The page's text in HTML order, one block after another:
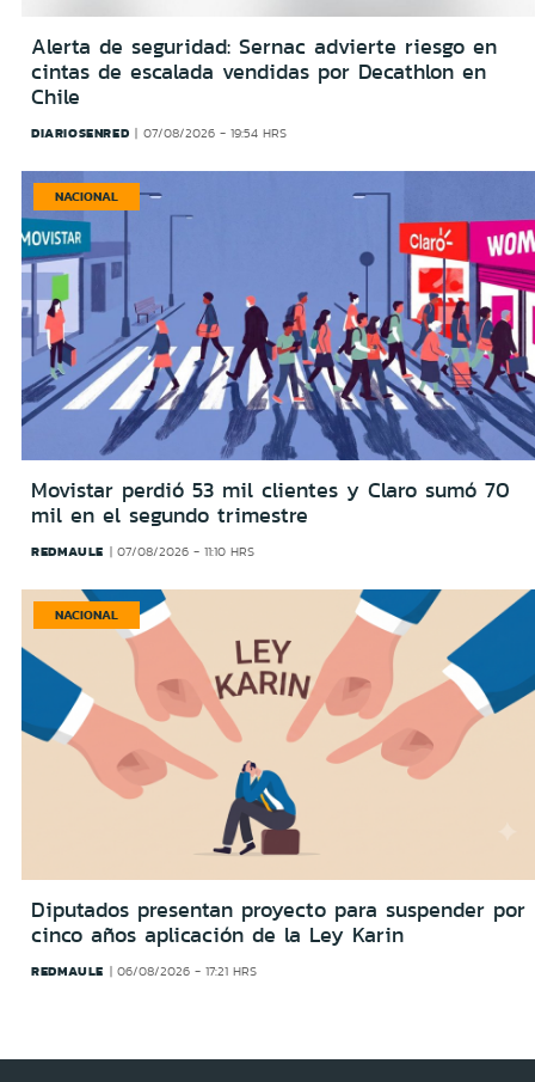
Alerta de seguridad: Sernac advierte riesgo en
cintas de escalada vendidas por Decathlon en
Chile
DIARIOSENRED 07/08/2026 - 19:54 HRS
NACIONAL
Movistar perdió 53 mil clientes y Claro sumó 70
mil en el segundo trimestre
REDMAULE 07/08/2026 - 11:10 HRS
NACIONAL
Diputados presentan proyecto para suspender por
cinco años aplicación de la Ley Karin
REDMAULE 06/08/2026 - 17:21 HRS